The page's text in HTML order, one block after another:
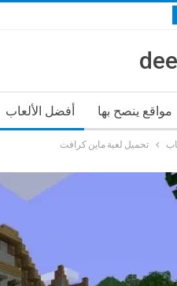
مواقع ينصح بها أفضل الألعاب
تحميل لعبة ماين كرافت